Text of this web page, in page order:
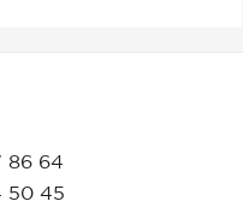
86 64
50 45